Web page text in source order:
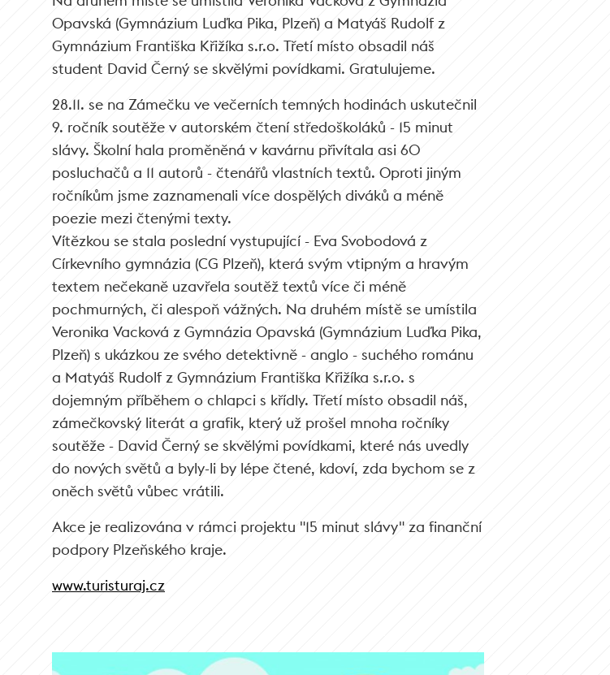
Opavská (Gymnázium Luďka Pika, Plzeň) a Matyáš Rudolf z
Gymnázium Františka Křižíka s.r.o. Třetí místo obsadil náš
student David Černý se skvělými povídkami. Gratulujeme.
28.11. se na Zámečku ve večerních temných hodinách uskutečnil
9. ročník soutěže v autorském čtení středoškoláků - 15 minut
slávy. Školní hala proměněná v kavárnu přivítala asi 60
posluchačů a 11 autorů - čtenářů vlastních textů. Oproti jiným
ročníkům jsme zaznamenali více dospělých diváků a méně
poezie mezi čtenými texty.
Vítězkou se stala poslední vystupující - Eva Svobodová z
Církevního gymnázia (CG Plzeň), která svým vtipným a hravým
textem nečekaně uzavřela soutěž textů více či méně
pochmurných, či alespoň vážných. Na druhém místě se umístila
Veronika Vacková z Gymnázia Opavská (Gymnázium Luďka Pika,
Plzeň) s ukázkou ze svého detektivně - anglo - suchého románu
a Matyáš Rudolf z Gymnázium Františka Křižíka s.r.o. s
dojemným příběhem o chlapci s křídly. Třetí místo obsadil náš,
zámečkovský literát a grafik, který už prošel mnoha ročníky
soutěže - David Černý se skvělými povídkami, které nás uvedly
do nových světů a byly-li by lépe čtené, kdoví, zda bychom se z
oněch světů vůbec vrátili.
Akce je realizována v rámci projektu "15 minut slávy" za finanční
podpory Plzeňského kraje.
www.turisturaj.cz